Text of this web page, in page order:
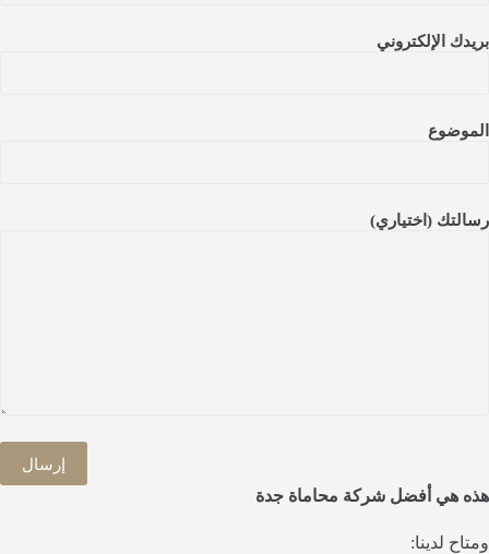
بريدك الإلكتروني
الموضوع
رسالتك (اختياري)
هذه هي أفضل شركة محاماة جدة
ومتاح لدينا: